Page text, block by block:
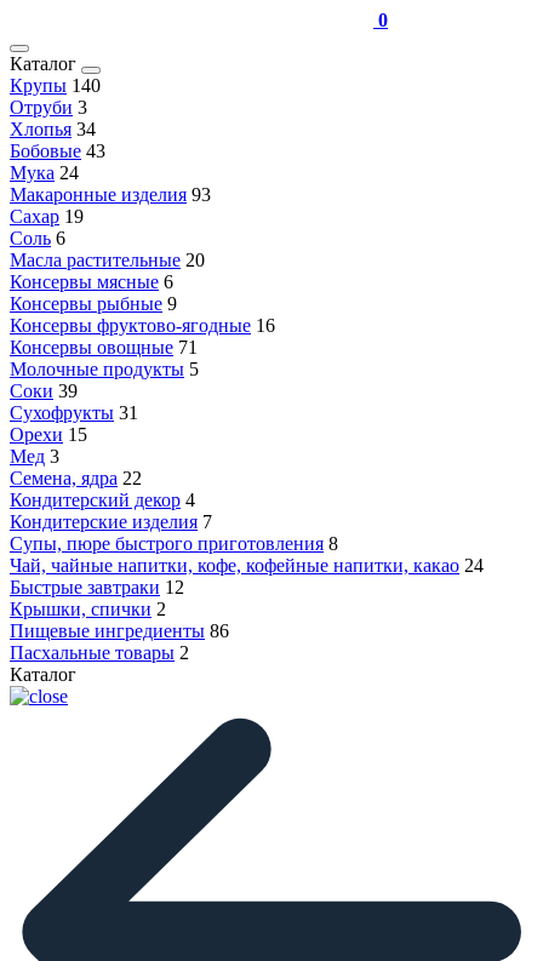
0
Каталог
Крупы 140
Отруби 3
Хлопья 34
Бобовые 43
Мука 24
Макаронные изделия 93
Сахар 19
Соль 6
Масла растительные 20
Консервы мясные 6
Консервы рыбные 9
Консервы фруктово-ягодные 16
Консервы овощные 71
Молочные продукты 5
Соки 39
Сухофрукты 31
Орехи 15
Мед 3
Семена, ядра 22
Кондитерский декор 4
Кондитерские изделия 7
Супы, пюре быстрого приготовления 8
Чай, чайные напитки, кофе, кофейные напитки, какао 24
Быстрые завтраки 12
Крышки, спички 2
Пищевые ингредиенты 86
Пасхальные товары 2
Каталог